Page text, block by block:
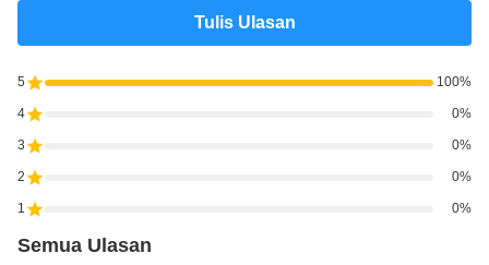
Tulis Ulasan
5 100%
4 0%
3 0%
2 0%
1 0%
Semua Ulasan